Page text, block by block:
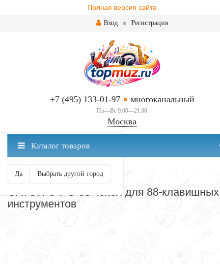
Полная версия сайта
Вход Регистрация
+7 (495) 133-01-97 многоканальный
Пн—Вс 9:00—21:00
Москва
Москва ваш город?
Да Выбрать другой город
Каталог товаров
ЧЕХЛЫ, НАКИДКИ, СУМКИ
GATOR G-PG-88 чехол для 88-клавишных
инструментов